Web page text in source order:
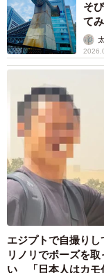
そ
て
エジプトで自撮り
リノリでポーズを
い 「日本人はカモ